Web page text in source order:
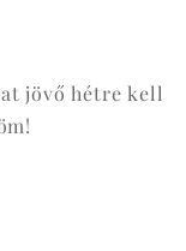
jövő hétre kell